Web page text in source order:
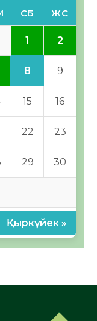
СБ ЖС
1 2
8 9
15 16
22 23
29 30
Қыркүйек »